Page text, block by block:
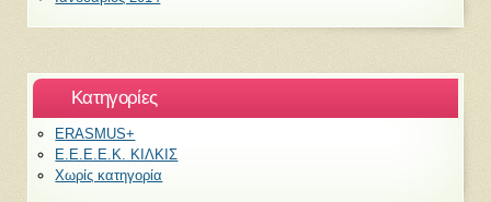
Kατηγορίες
ERASMUS+
Ε.Ε.Ε.Ε.Κ. ΚΙΛΚΙΣ
Χωρίς κατηγορία